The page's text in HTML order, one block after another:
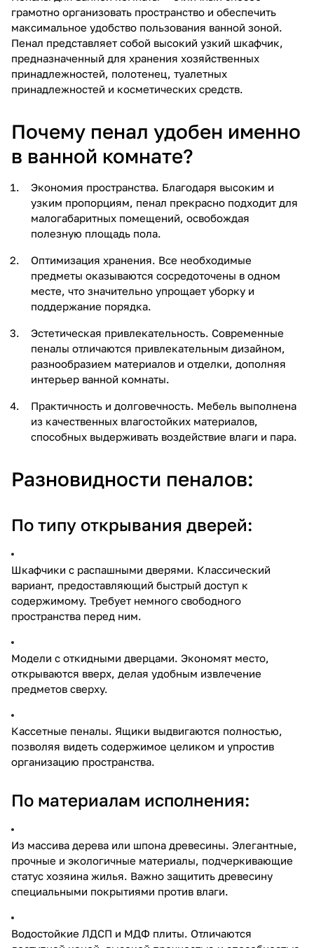
грамотно организовать пространство и обеспечить
максимальное удобство пользования ванной зоной.
Пенал представляет собой высокий узкий шкафчик,
предназначенный для хранения хозяйственных
принадлежностей, полотенец, туалетных
принадлежностей и косметических средств.
Почему пенал удобен именно
в ванной комнате?
Экономия пространства. Благодаря высоким и
узким пропорциям, пенал прекрасно подходит для
малогабаритных помещений, освобождая
полезную площадь пола.
Оптимизация хранения. Все необходимые
предметы оказываются сосредоточены в одном
месте, что значительно упрощает уборку и
поддержание порядка.
Эстетическая привлекательность. Современные
пеналы отличаются привлекательным дизайном,
разнообразием материалов и отделки, дополняя
интерьер ванной комнаты.
Практичность и долговечность. Мебель выполнена
из качественных влагостойких материалов,
способных выдерживать воздействие влаги и пара.
Разновидности пеналов:
По типу открывания дверей:
Шкафчики с распашными дверями. Классический
вариант, предоставляющий быстрый доступ к
содержимому. Требует немного свободного
пространства перед ним.
Модели с откидными дверцами. Экономят место,
открываются вверх, делая удобным извлечение
предметов сверху.
Кассетные пеналы. Ящики выдвигаются полностью,
позволяя видеть содержимое целиком и упростив
организацию пространства.
По материалам исполнения:
Из массива дерева или шпона древесины. Элегантные,
прочные и экологичные материалы, подчеркивающие
статус хозяина жилья. Важно защитить древесину
специальными покрытиями против влаги.
Водостойкие ЛДСП и МДФ плиты. Отличаются